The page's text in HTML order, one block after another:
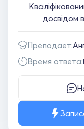
досвідом
Преподает:
Время ответа: